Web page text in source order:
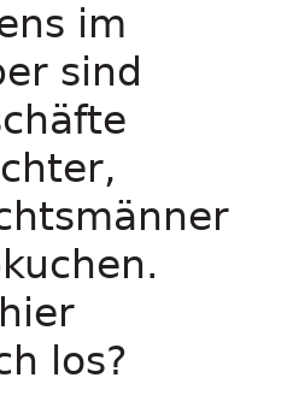
im
sind
los?